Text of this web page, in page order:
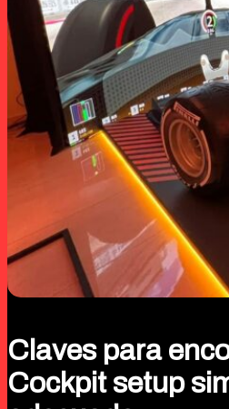
Claves para
Cockpit setup